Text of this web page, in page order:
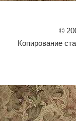
©
Копирование